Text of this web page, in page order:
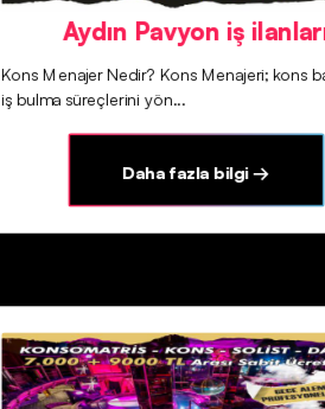
Aydın Pavyon iş
Kons Menajer Nedir? Kons Menajeri; kons
iş bulma süreçlerini yön...
Daha fazla bilgi →